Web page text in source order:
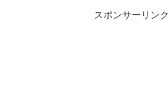
スポンサーリンク